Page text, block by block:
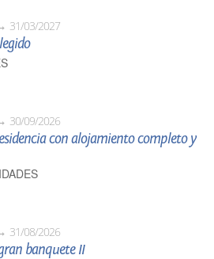
31/03/2027
30/09/2026
con alojamiento completo y
31/08/2026
banquete II